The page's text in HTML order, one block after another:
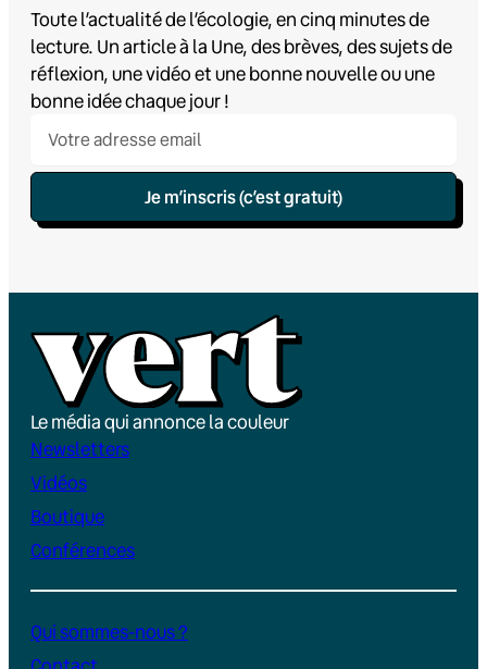
Toute l’actualité de l’écologie, en cinq minutes de
lecture. Un article à la Une, des brèves, des sujets de
réflexion, une vidéo et une bonne nouvelle ou une
bonne idée chaque jour !
Je m’inscris (c’est gratuit)
Le média qui annonce la couleur
Newsletters
Vidéos
Boutique
Conférences
Qui sommes-nous ?